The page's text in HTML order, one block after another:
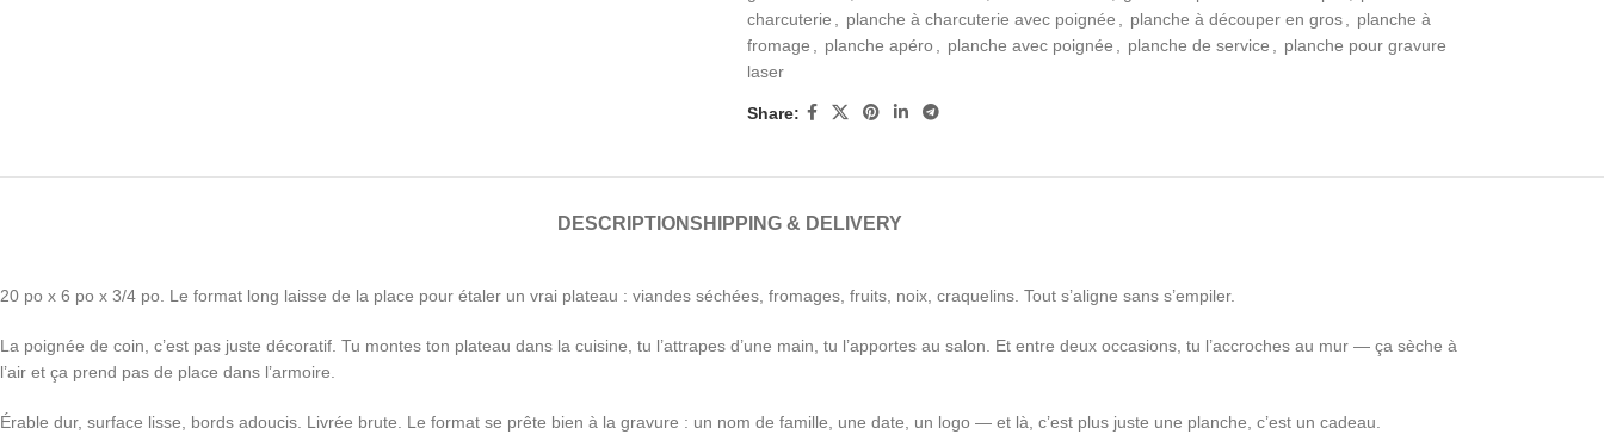
charcuterie
planche à charcuterie avec poignée planche à découper en gros
planche à
fromage
planche apéro planche avec poignée planche de service
planche pour gravure
laser
Share:
DESCRIPTIONSHIPPING & DELIVERY
20 po x 6 po x 3/4 po. Le format long laisse de la place pour étaler un vrai plateau : viandes séchées, fromages, fruits, noix, craquelins. Tout s’aligne sans s’empiler.
La poignée de coin, c’est pas juste décoratif. Tu montes ton plateau dans la cuisine, tu l’attrapes d’une main, tu l’apportes au salon. Et entre deux occasions, tu l’accroches au mur — ça sèche à
l’air et ça prend pas de place dans l’armoire.
Érable dur, surface lisse, bords adoucis. Livrée brute. Le format se prête bien à la gravure : un nom de famille, une date, un logo — et là, c’est plus juste une planche, c’est un cadeau.